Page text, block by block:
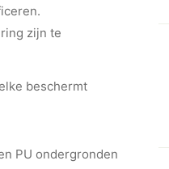
zijn te
beschermt
PU ondergronden